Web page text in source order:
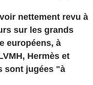
nettement revu à
sur les grands
européens, à
Hermès et
sont jugées "à